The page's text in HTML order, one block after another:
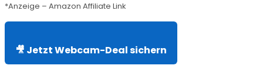
*Anzeige – Amazon Affiliate Link
🎥 Jetzt Webcam-Deal sichern